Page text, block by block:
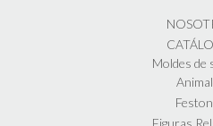
Moldes de